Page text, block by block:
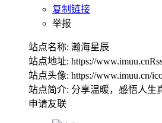
复制链接
举报
站点名称: 瀚海星辰
站点地址: https://
站点头像: https://www.imuu.cn/
站点简介: 分享温暖，感悟人生
申请友联